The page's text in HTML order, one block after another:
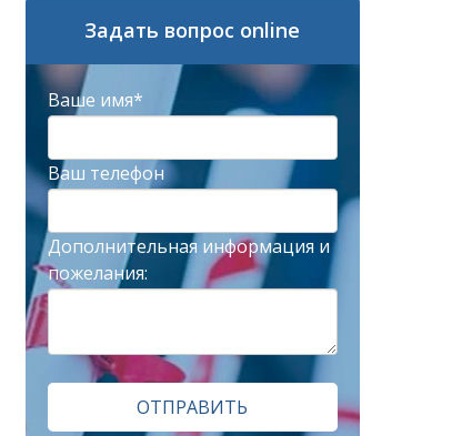
Задать вопрос online
Ваше имя*
Ваш телефон
Дополнительная информация и
пожелания:
ОТПРАВИТЬ